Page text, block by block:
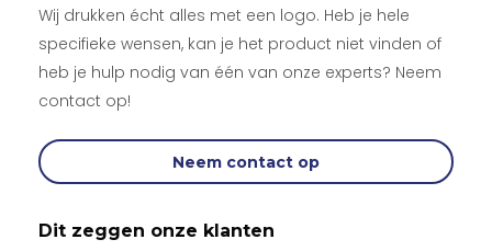
Wij drukken écht alles met een logo. Heb je hele
specifieke wensen, kan je het product niet vinden of
heb je hulp nodig van één van onze experts? Neem
contact op!
Neem contact op
Dit zeggen onze klanten